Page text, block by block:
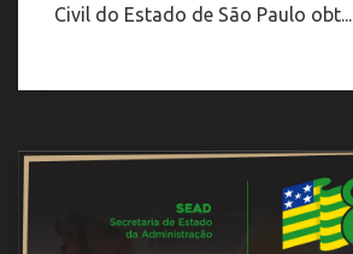
Civil do Estado de São Paulo obt...